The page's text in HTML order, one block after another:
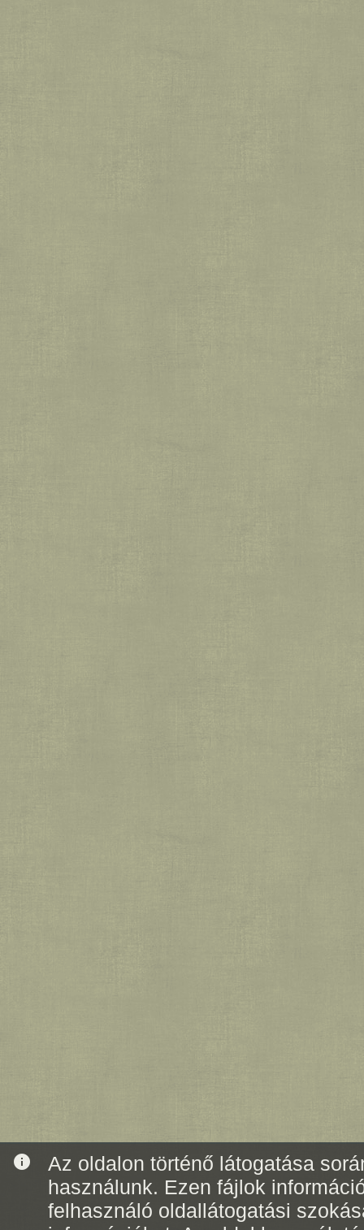
info
Az oldalon történő látogatása
használunk. Ezen fájlok
felhasználó oldallátogatási